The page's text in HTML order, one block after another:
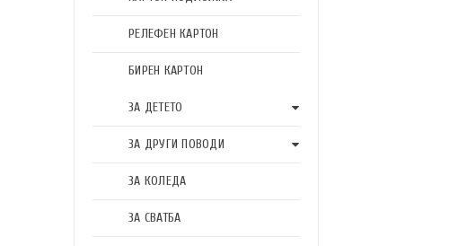
РЕЛЕФЕН КАРТОН
БИРЕН КАРТОН
ЗА ДЕТЕТО
ЗА ДРУГИ ПОВОДИ
ЗА КОЛЕДА
ЗА СВАТБА